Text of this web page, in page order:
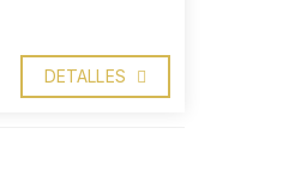
DETALLES